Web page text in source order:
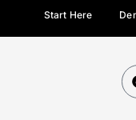
Start Here